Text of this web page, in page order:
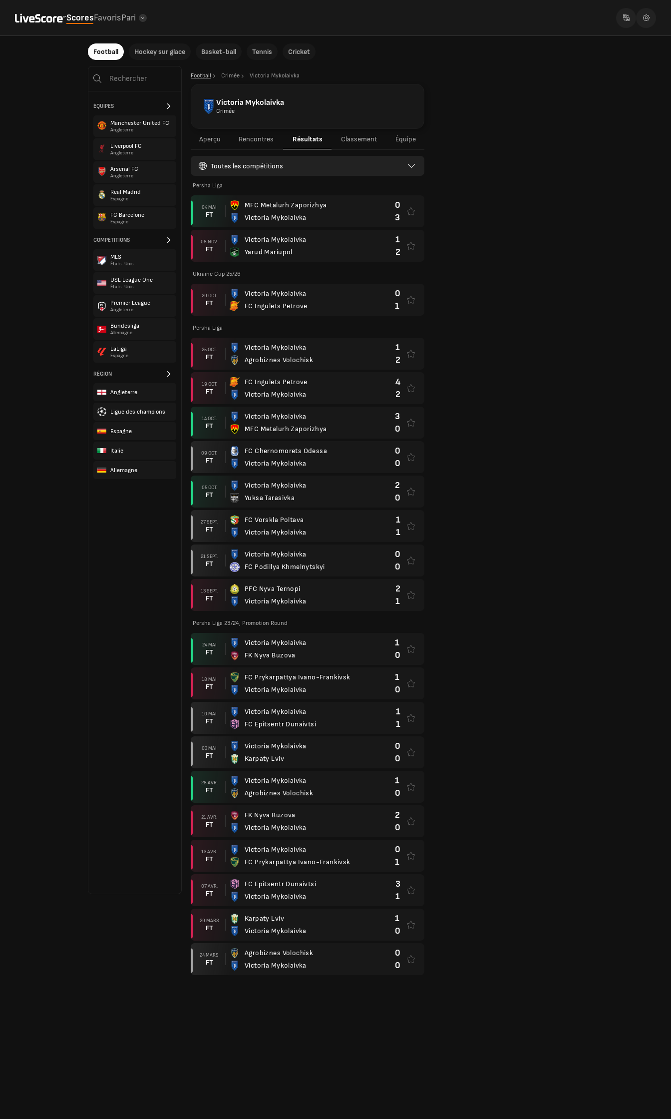
ScoresFavorisPari
Football Hockey sur glace Basket-ball Tennis Cricket
ÉQUIPES
Manchester United FC
Angleterre
Liverpool FC
Angleterre
Arsenal FC
Angleterre
Real Madrid
Espagne
FC Barcelone
Espagne
COMPÉTITIONS
MLS
États-Unis
USL League One
États-Unis
Premier League
Angleterre
Bundesliga
Allemagne
LaLiga
Espagne
RÉGION
Angleterre
Ligue des champions
Espagne
Italie
Allemagne
Football Crimée Victoria Mykolaivka
Victoria Mykolaivka
Crimée
Aperçu Rencontres Résultats Classement Équipe
Toutes les compétitions
Persha Liga
04 MAI
FT
MFC Metalurh Zaporizhya
Victoria Mykolaivka
0
3
08 NOV.
FT
Victoria Mykolaivka
Yarud Mariupol
1
2
Ukraine Cup 25/26
29 OCT.
FT
Victoria Mykolaivka
FC Ingulets Petrove
0
1
Persha Liga
25 OCT.
FT
Victoria Mykolaivka
Agrobiznes Volochisk
1
2
19 OCT.
FT
FC Ingulets Petrove
Victoria Mykolaivka
4
2
14 OCT.
FT
Victoria Mykolaivka
MFC Metalurh Zaporizhya
3
0
09 OCT.
FT
FC Chernomorets Odessa
Victoria Mykolaivka
0
0
05 OCT.
FT
Victoria Mykolaivka
Yuksa Tarasivka
2
0
27 SEPT.
FT
FC Vorskla Poltava
Victoria Mykolaivka
1
1
21 SEPT.
FT
Victoria Mykolaivka
FC Podillya Khmelnytskyi
0
0
13 SEPT.
FT
PFC Nyva Ternopi
Victoria Mykolaivka
2
1
Persha Liga 23/24, Promotion Round
24 MAI
FT
Victoria Mykolaivka
FK Nyva Buzova
1
0
18 MAI
FT
FC Prykarpattya Ivano-Frankivsk
Victoria Mykolaivka
1
0
10 MAI
FT
Victoria Mykolaivka
FC Epitsentr Dunaivtsi
1
1
03 MAI
FT
Victoria Mykolaivka
Karpaty Lviv
0
0
28 AVR.
FT
Victoria Mykolaivka
Agrobiznes Volochisk
1
0
21 AVR.
FT
FK Nyva Buzova
Victoria Mykolaivka
2
0
13 AVR.
FT
Victoria Mykolaivka
FC Prykarpattya Ivano-Frankivsk
0
1
07 AVR.
FT
FC Epitsentr Dunaivtsi
Victoria Mykolaivka
3
1
29 MARS
FT
Karpaty Lviv
Victoria Mykolaivka
1
0
24 MARS
FT
Agrobiznes Volochisk
Victoria Mykolaivka
0
0